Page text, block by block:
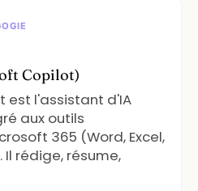
Copilot)
est l'assistant d'IA
aux outils
365 (Word, Excel,
Il rédige, résume,